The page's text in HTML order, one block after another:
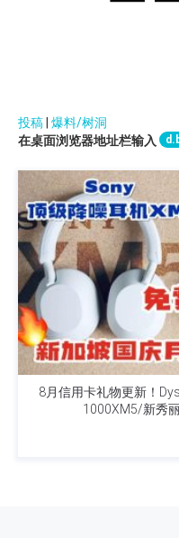
投稿 爆料/树洞
在桌面浏览器地址栏输入
8月信用卡礼物更新！
1000XM5/新秀